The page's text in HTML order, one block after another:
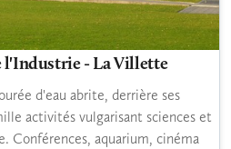
l'Industrie - La Villette
d'eau abrite, derrière ses
activités vulgarisant sciences et
Conférences, aquarium, cinéma